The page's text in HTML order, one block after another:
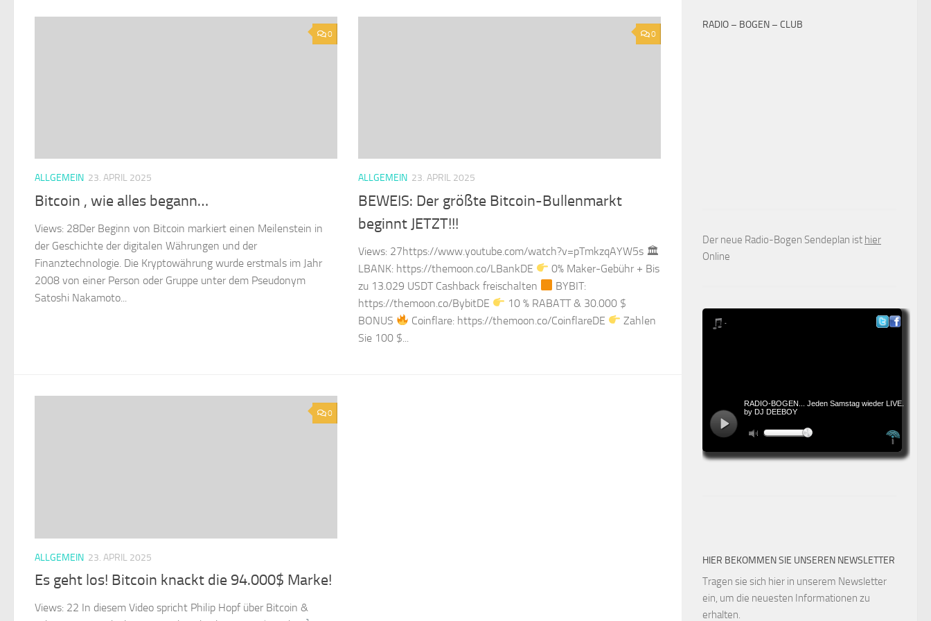
0
ALLGEMEIN 23. APRIL 2025
Bitcoin , wie alles begann…
Views: 28Der Beginn von Bitcoin markiert einen Meilenstein in
der Geschichte der digitalen Währungen und der
Finanztechnologie. Die Kryptowährung wurde erstmals im Jahr
2008 von einer Person oder Gruppe unter dem Pseudonym
Satoshi Nakamoto...
0
ALLGEMEIN 23. APRIL 2025
BEWEIS: Der größte Bitcoin-Bullenmarkt
beginnt JETZT!!!
Views: 27https://www.youtube.com/watch?v=pTmkzqAYW5s 🏛
LBANK: https://themoon.co/LBankDE
0% Maker-Gebühr + Bis
zu 13.029 USDT Cashback freischalten
BYBIT:
https://themoon.co/BybitDE
10 % RABATT & 30.000 $
BONUS
Coinflare: https://themoon.co/CoinflareDE
Zahlen
Sie 100 $...
0
ALLGEMEIN 23. APRIL 2025
Es geht los! Bitcoin knackt die 94.000$ Marke!
Views: 22 In diesem Video spricht Philip Hopf über Bitcoin &
RADIO – BOGEN – CLUB
Der neue Radio-Bogen Sendeplan ist hier
Online
HIER BEKOMMEN SIE UNSEREN NEWSLETTER
Tragen sie sich hier in unserem Newsletter
ein, um die neuesten Informationen zu
erhalten.